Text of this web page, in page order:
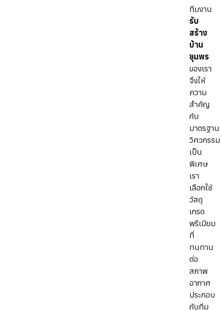
ทีมงาน
รับ
สร้าง
บ้าน
ชุมพร
ของเรา
จึงให้
ความ
สำคัญ
กับ
มาตรฐาน
วิศวกรรม
เป็น
พิเศษ
เรา
เลือกใช้
วัสดุ
เกรด
พรีเมียม
ที่
ทนทาน
ต่อ
สภาพ
อากาศ
ประกอบ
กับทีม